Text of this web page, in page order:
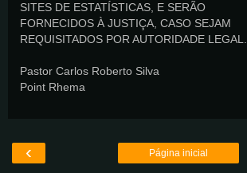
SITES DE ESTATÍSTICAS, E SERÃO
FORNECIDOS À JUSTIÇA, CASO SEJAM
REQUISITADOS POR AUTORIDADE LEGAL.
Pastor Carlos Roberto Silva
Point Rhema
‹ Página inicial